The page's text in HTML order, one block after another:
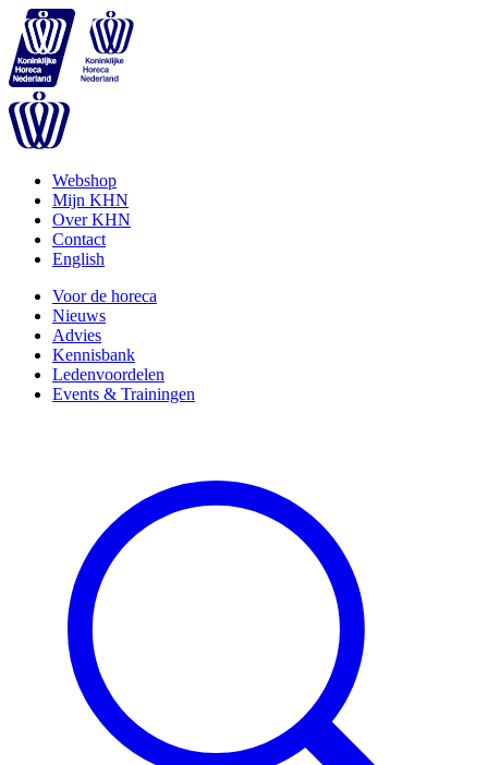
Webshop
Mijn KHN
Over KHN
Contact
English
Voor de horeca
Nieuws
Advies
Kennisbank
Ledenvoordelen
Events & Trainingen